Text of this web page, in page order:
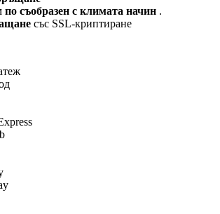
по съобразен с климата начин .
със SSL-криптиране